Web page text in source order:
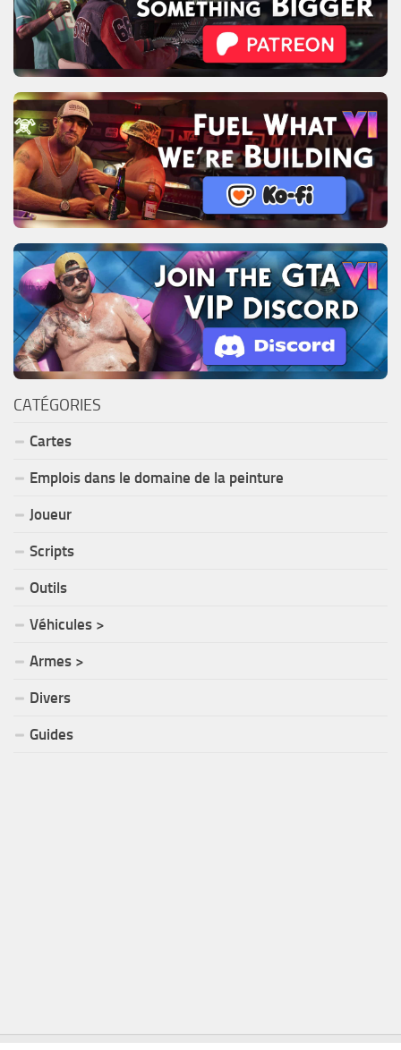
CATÉGORIES
Cartes
Emplois dans le domaine de la peinture
Joueur
Scripts
Outils
Véhicules >
Armes >
Divers
Guides